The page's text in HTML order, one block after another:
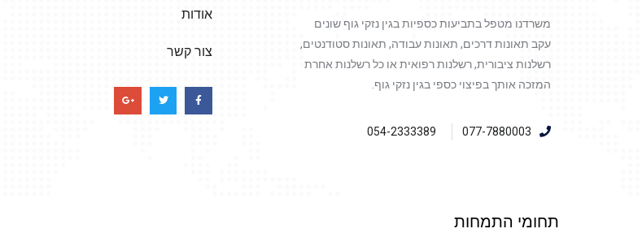
משרדנו מטפל בתביעות כספיות בגין נזקי גוף שונים
עקב תאונות דרכים, תאונות עבודה, תאונות סטודנטים,
רשלנות ציבורית, רשלנות רפואית או כל רשלנות אחרת
המזכה אותך בפיצוי כספי בגין נזקי גוף.
077-7880003
054-2333389
אודות
צור קשר
תחומי התמחות